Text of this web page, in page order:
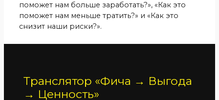
поможет нам больше заработать?», «Как это
поможет нам меньше тратить?» и «Как это
снизит наши риски?».
Транслятор «Фича → Выгода
→ Ценность»